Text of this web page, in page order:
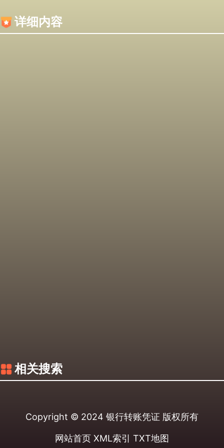
详细内容
相关搜索
Copyright © 2024 银行转账凭证 版权所有
网站首页 XML索引 TXT地图